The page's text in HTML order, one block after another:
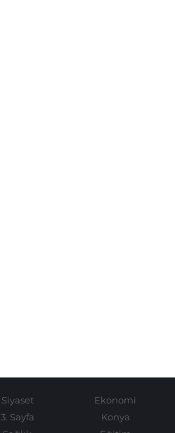
Siyaset
Ekonomi
3. Sayfa
Konya